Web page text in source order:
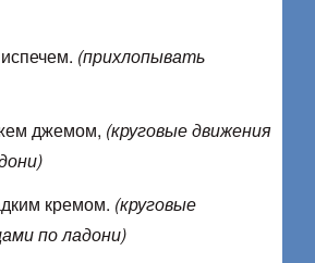
(прихлопывать
джемом, (круговые движения
кремом. (круговые
по ладони)